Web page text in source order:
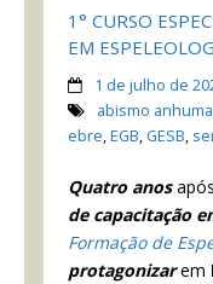
1° CURSO
EM
1 de julho de
abismo
ebre,EGB, GESB,
Quatro anos
de capacitação
Formação de
protagonizarem